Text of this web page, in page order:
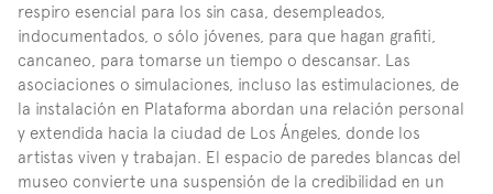
respiro esencial para los sin casa, desempleados,
indocumentados, o sólo jóvenes, para que hagan grafiti,
cancaneo, para tomarse un tiempo o descansar. Las
asociaciones o simulaciones, incluso las estimulaciones, de
la instalación en Plataforma abordan una relación personal
y extendida hacia la ciudad de Los Ángeles, donde los
artistas viven y trabajan. El espacio de paredes blancas del
museo convierte una suspensión de la credibilidad en un